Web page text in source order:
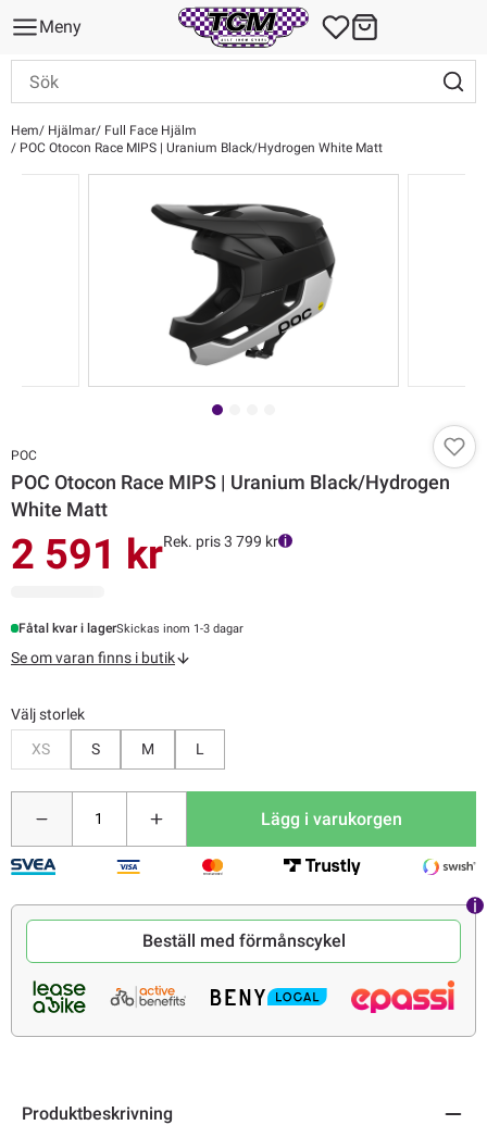
Meny
Hem Hjälmar
Full Face Hjälm
POC Otocon Race MIPS | Uranium Black/Hydrogen White Matt
POC
POC Otocon Race MIPS | Uranium Black/Hydrogen
White Matt
2 591 krRek. pris 3 799 kr
Fåtal kvar i lagerSkickas inom 1-3 dagar
Se om varan finns i butik
Välj storlek
XS
S M L
Lägg i varukorgen
Beställ med förmånscykel
Produktbeskrivning